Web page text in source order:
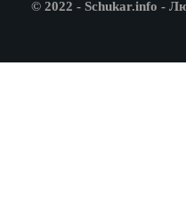
© 2022 - Schukar.info -